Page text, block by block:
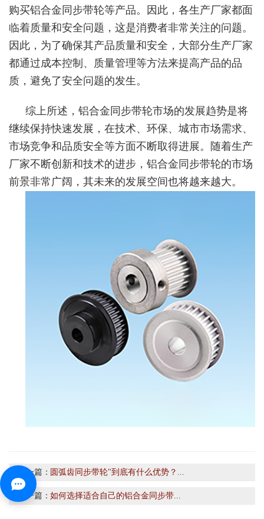
购买铝合金同步带轮等产品。因此，各生产厂家都面
临着质量和安全问题，这是消费者非常关注的问题。
因此，为了确保其产品质量和安全，大部分生产厂家
都通过成本控制、质量管理等方法来提高产品的品
质，避免了安全问题的发生。
综上所述，铝合金同步带轮市场的发展趋势是将
继续保持快速发展，在技术、环保、城市市场需求、
市场竞争和品质安全等方面不断取得进展。随着生产
厂家不断创新和技术的进步，铝合金同步带轮的市场
前景非常广阔，其未来的发展空间也将越来越大。
上一篇： 圆弧齿同步带轮"到底有什么优势？...
下一篇：如何选择适合自己的铝合金同步带...